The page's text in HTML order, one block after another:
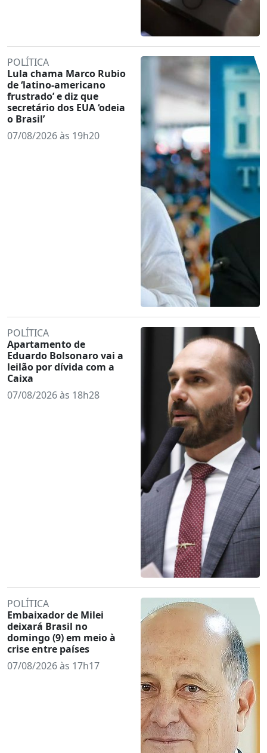
POLÍTICA
Lula chama Marco Rubio
de ‘latino-americano
frustrado’ e diz que
secretário dos EUA ‘odeia
o Brasil’
07/08/2026 às 19h20
POLÍTICA
Apartamento de
Eduardo Bolsonaro vai a
leilão por dívida com a
Caixa
07/08/2026 às 18h28
POLÍTICA
Embaixador de Milei
deixará Brasil no
domingo (9) em meio à
crise entre países
07/08/2026 às 17h17